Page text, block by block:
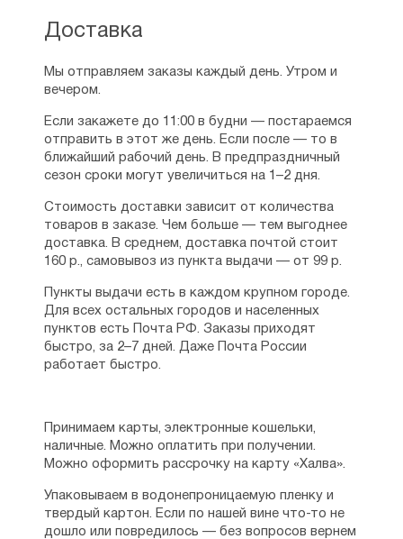
и разоблачает козни врага.
В последние годы жизни К. С. Льюис
знакомится с писательницей Д. Дэвидмен,
к христианству. Брошенная мужем,
преследуемая за свои прошлые
политические убеждения, она с детьми
с помощью К. С. Льюиса получает кров
В 1960 году она умирает от болезни,
а в 1963 — скончался и был погребен при
церкви Св. Троицы К. С. Льюис.
детей,Письма спящему брату: сборник,
Записки из преисподней: о страстях и
искушениях
Доставка
Мы отправляем заказы каждый день. Утром и
вечером.
Если закажете до 11:00 в будни — постараемся
отправить в этот же день. Если после — то в
ближайший рабочий день. В предпраздничный
сезон сроки могут увеличиться на 1–2 дня.
Стоимость доставки зависит от количества
товаров в заказе. Чем больше — тем выгоднее
доставка. В среднем, доставка почтой стоит
160 р., самовывоз из пункта выдачи — от 99 р.
Пункты выдачи есть в каждом крупном городе.
Для всех остальных городов и населенных
пунктов есть Почта РФ. Заказы приходят
быстро, за 2–7 дней. Даже Почта России
работает быстро.
Принимаем карты, электронные кошельки,
наличные. Можно оплатить при получении.
Можно оформить рассрочку на карту «Халва».
Упаковываем в водонепроницаемую пленку и
твердый картон. Если по нашей вине что-то не
дошло или повредилось — без вопросов вернем